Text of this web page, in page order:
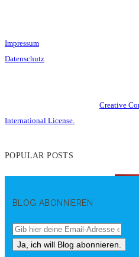
Impressum
Datenschutz
Creative
International License.
POPULAR POSTS
BLOG ABONNIEREN